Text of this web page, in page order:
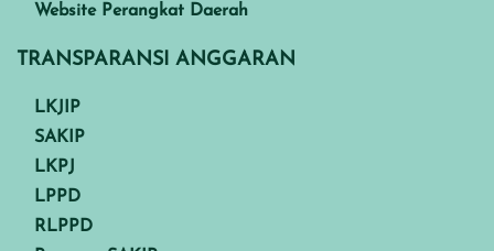
Website Perangkat Daerah
TRANSPARANSI ANGGARAN
LKJIP
SAKIP
LKPJ
LPPD
RLPPD